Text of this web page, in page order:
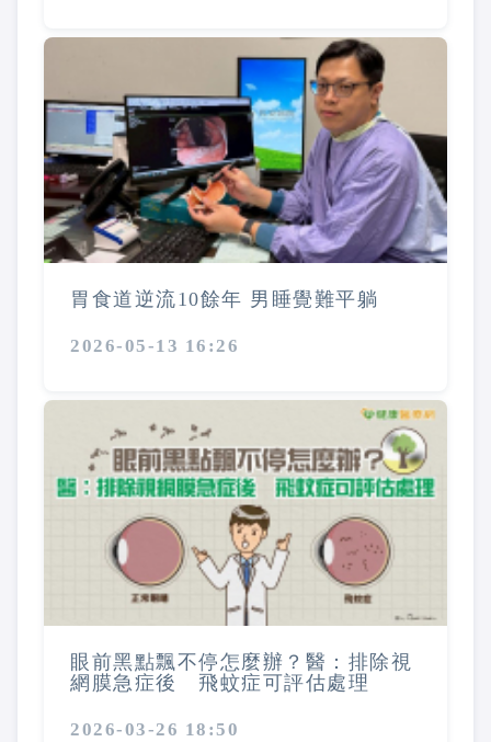
胃食道逆流10餘年 男睡覺難平躺
2026-05-13 16:26
眼前黑點飄不停怎麼辦？醫：排除視
網膜急症後 飛蚊症可評估處理
2026-03-26 18:50